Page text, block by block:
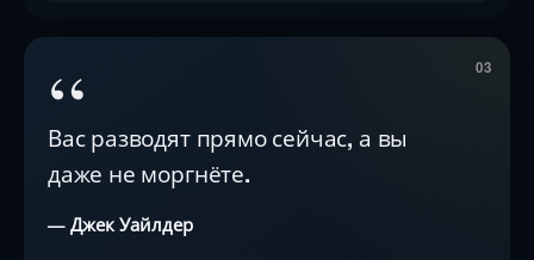
03
“
Вас разводят прямо сейчас, а вы
даже не моргнёте.
— Джек Уайлдер